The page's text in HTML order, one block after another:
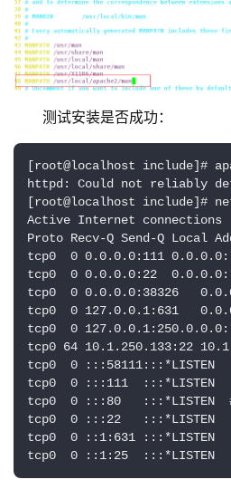
测试安装是否成功：
[root@localhost include]#
httpd: Could not reliably
[root@localhost include]#
Active Internet connections
Proto Recv-Q Send-Q Local
tcp0  0 0.0.0.0:111
tcp0  0 0.0.0.0:22
tcp0  0 0.0.0.0:38326
tcp0  0 127.0.0.1:631
tcp0  0
tcp0 64 10.1.250.133:22
tcp0  0 :::58111:::*LISTEN
tcp0  0 :::111  :::*LISTEN
tcp0  0 :::80   :::*LISTEN
tcp0  0 :::22   :::*LISTEN
tcp0  0 ::1:631 :::*LISTEN
tcp0  0 ::1:25  :::*LISTEN